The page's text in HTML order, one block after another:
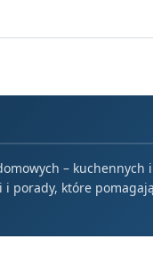
– kuchennych i
i porady, które